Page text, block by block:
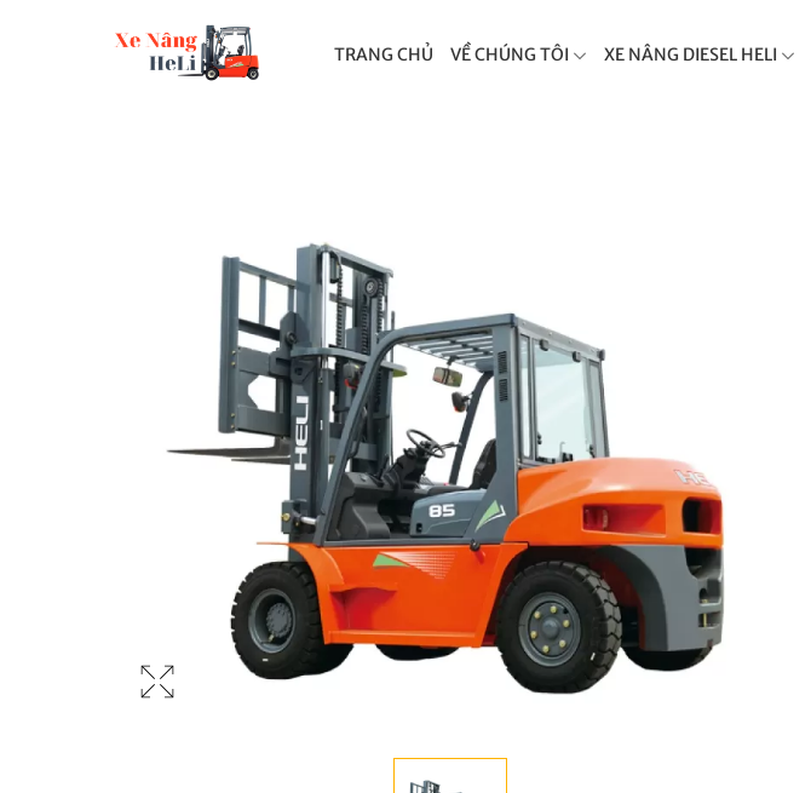
TRANG CHỦ VỀ CHÚNG TÔI XE NÂNG DIESEL HELI